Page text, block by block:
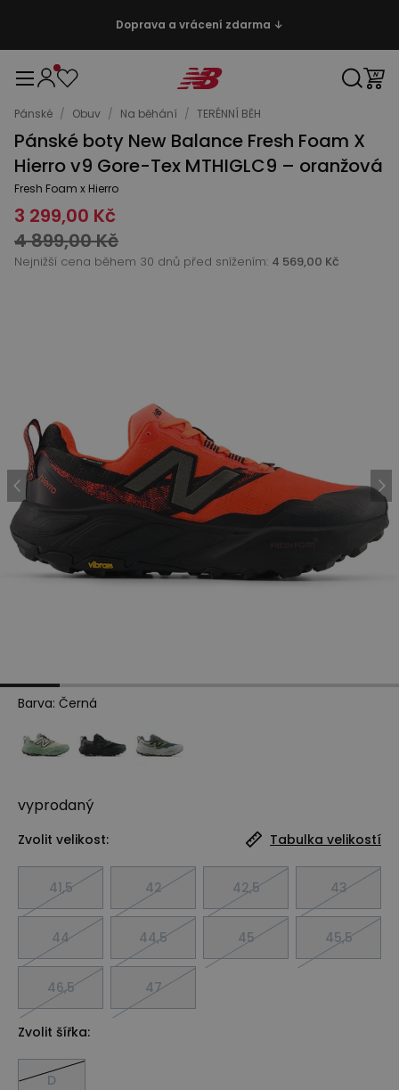
Doprava a vrácení zdarma ↓
Pánské / Obuv / Na běhání / TERÉNNÍ BĚH
Pánské boty New Balance Fresh Foam X
Hierro v9 Gore-Tex MTHIGLC9 – oranžová
Fresh Foam x Hierro
3 299,00 Kč
4 899,00 Kč
Nejnižší cena během 30 dnů před snížením: 4 569,00 Kč
Barva: Černá
vyprodaný
Zvolit velikost: Tabulka velikostí
41,5 42 42,5 43
44 44,5 45 45,5
46,5 47
Zvolit šířka:
D